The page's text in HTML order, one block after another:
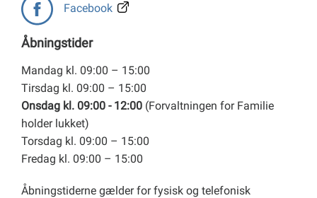
Facebook
Åbningstider
Mandag kl. 09:00 – 15:00
Tirsdag kl. 09:00 – 15:00
Onsdag kl. 09:00 - 12:00 (Forvaltningen for Familie
holder lukket)
Torsdag kl. 09:00 – 15:00
Fredag kl. 09:00 – 15:00
Åbningstiderne gælder for fysisk og telefonisk